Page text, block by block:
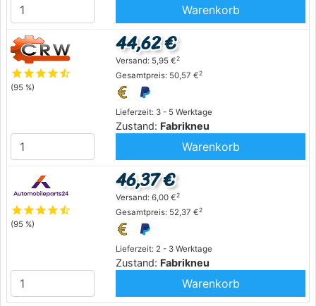
Warenkorb
starstarstarstarstar_half
(95 %)
Lieferzeit: 3 - 5 Werktage
Zustand: Fabrikneu
44,62 €
Versand: 5,95 €2
Gesamtpreis: 50,57 €2
Warenkorb
starstarstarstarstar_half
(95 %)
Lieferzeit: 2 - 3 Werktage
Zustand: Fabrikneu
46,37 €
Versand: 6,00 €2
Gesamtpreis: 52,37 €2
Warenkorb